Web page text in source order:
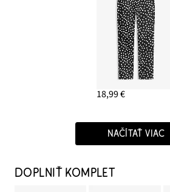
18,99 €
NAČÍTAŤ VIAC
DOPLNIŤ KOMPLET